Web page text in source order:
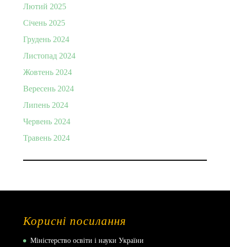
Лютий 2025
Січень 2025
Грудень 2024
Листопад 2024
Жовтень 2024
Вересень 2024
Липень 2024
Червень 2024
Травень 2024
Корисні посилання
Міністерство освіти і науки України